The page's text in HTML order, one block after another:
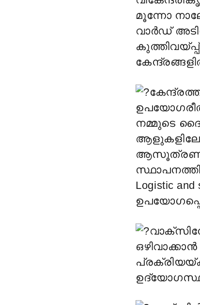
മൂന്നോ
വാർഡ്
നമ്മുടെ
ആസൂത്രണം
Logistic